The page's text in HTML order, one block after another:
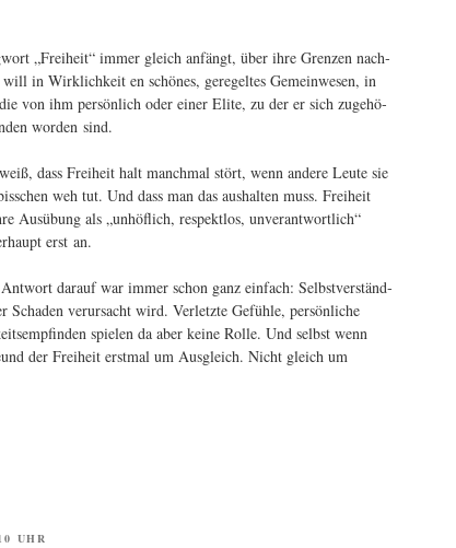
„Frei­heit“ immer gleich anfängt, über ihre Gren­zen nach­
in Wirk­lich­keit en schö­nes, gere­gel­tes Gemein­we­sen, in
von ihm per­sön­lich oder einer Eli­te, zu der er sich zuge­hö­
wor­den sind.
dass Frei­heit halt manch­mal stört, wenn ande­re Leu­te sie
weh tut. Und dass man das aus­hal­ten muss. Frei­heit
Aus­übung als „unhöf­lich, respekt­los, unver­ant­wort­lich“
erst an.
dar­auf war immer schon ganz ein­fach: Selbst­ver­ständ­
Scha­den ver­ur­sacht wird. Ver­letz­te Gefüh­le, per­sön­li­che
spie­len da aber kei­ne Rol­le. Und selbst wenn
der Frei­heit erst­mal um Aus­gleich. Nicht gleich um
UHR